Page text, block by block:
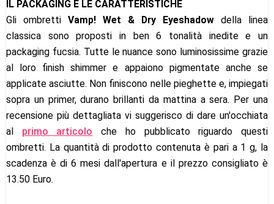
IL PACKAGING E LE CARATTERISTICHE
Gli ombretti Vamp! Wet & Dry Eyeshadow della linea
classica sono proposti in ben 6 tonalità inedite e un
packaging fucsia. Tutte le nuance sono luminosissime grazie
al loro finish shimmer e appaiono pigmentate anche se
applicate asciutte. Non finiscono nelle pieghette e, impiegati
sopra un primer, durano brillanti da mattina a sera. Per una
recensione più dettagliata vi suggerisco di dare un'occhiata
al primo articolo che ho pubblicato riguardo questi
ombretti. La quantità di prodotto contenuta è pari a 1 g, la
scadenza è di 6 mesi dall'apertura e il prezzo consigliato è
13.50 Euro.